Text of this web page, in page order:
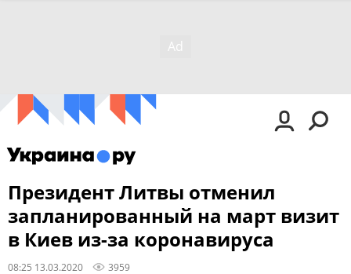
Президент Литвы отменил
запланированный на март визит
в Киев из-за коронавируса
08:25 13.03.2020 3959